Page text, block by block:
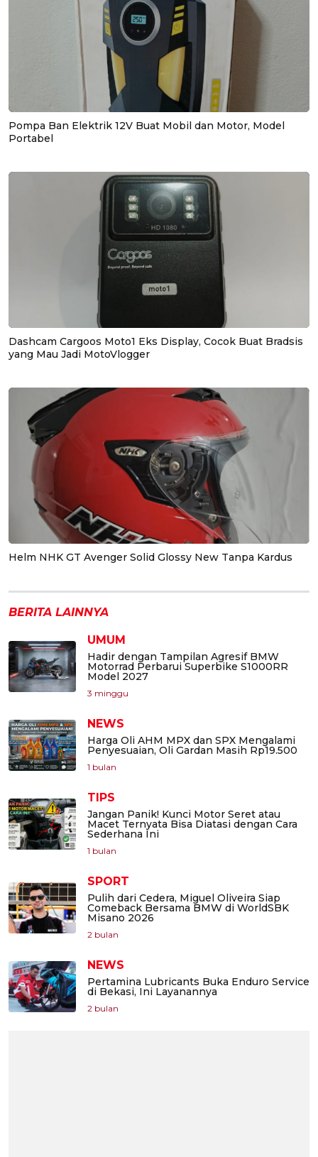
Pompa Ban Elektrik 12V Buat Mobil dan Motor, Model
Portabel
Dashcam Cargoos Moto1 Eks Display, Cocok Buat Bradsis
yang Mau Jadi MotoVlogger
Helm NHK GT Avenger Solid Glossy New Tanpa Kardus
BERITA LAINNYA
UMUM
Hadir dengan Tampilan Agresif BMW
Motorrad Perbarui Superbike S1000RR
Model 2027
3 minggu
NEWS
Harga Oli AHM MPX dan SPX Mengalami
Penyesuaian, Oli Gardan Masih Rp19.500
1 bulan
TIPS
Jangan Panik! Kunci Motor Seret atau
Macet Ternyata Bisa Diatasi dengan Cara
Sederhana Ini
1 bulan
SPORT
Pulih dari Cedera, Miguel Oliveira Siap
Comeback Bersama BMW di WorldSBK
Misano 2026
2 bulan
NEWS
Pertamina Lubricants Buka Enduro Service
di Bekasi, Ini Layanannya
2 bulan